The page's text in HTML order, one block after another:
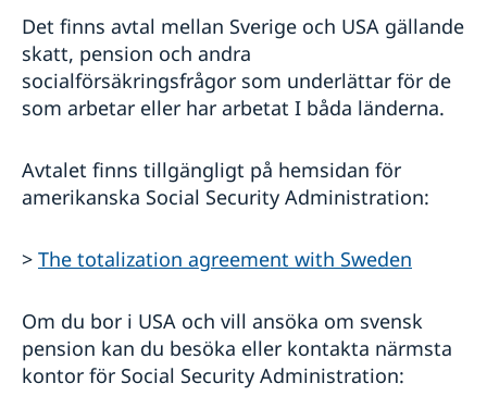
Sveriges residens i New York
Lediga tjänster
Praktiktjänstgöring
Dataskyddspolicy (GDPR)
Vi är en resurs för svenska företag
Team Sweden
Så kan du få stöd
Svenska företag i nordöstra USA
Främjarverksamhet
Midsommar 2026
Nyhetsbrev
Det finns avtal mellan Sverige och USA gällande
skatt, pension och andra
socialförsäkringsfrågor som underlättar för de
som arbetar eller har arbetat I båda länderna.
Avtalet finns tillgängligt på hemsidan för
amerikanska Social Security Administration:
> The totalization agreement with Sweden
Om du bor i USA och vill ansöka om svensk
pension kan du besöka eller kontakta närmsta
kontor för Social Security Administration: